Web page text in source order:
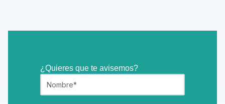
¿Quieres que te avisemos?